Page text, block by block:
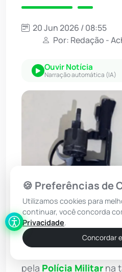
20 Jun 2026 / 08:55
Por: Redação -
Ouvir Notícia
Narração automática (IA)
Foto: WhatsApp/
Duas armas de fogo
pela Polícia Militar na
🍪 Preferências de
Utilizamos cookies para
continuar, você concorda
Privacidade.
Concordar